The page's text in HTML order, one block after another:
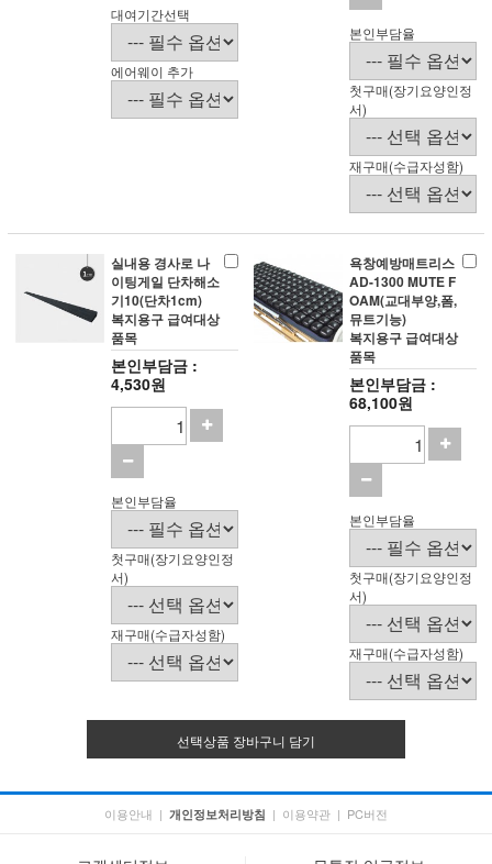
대여기간선택
에어웨이 추가
본인부담율
첫구매(장기요양인정
서)
재구매(수급자성함)
실내용 경사로 나
이팅게일 단차해소
기10(단차1cm)
복지용구 급여대상
품목
본인부담금 :
4,530원
본인부담율
첫구매(장기요양인정
서)
재구매(수급자성함)
욕창예방매트리스
AD-1300 MUTE F
OAM(교대부양,폼,
뮤트기능)
복지용구 급여대상
품목
본인부담금 :
68,100원
본인부담율
첫구매(장기요양인정
서)
재구매(수급자성함)
선택상품 장바구니 담기
이용안내 | 개인정보처리방침 | 이용약관 | PC버전